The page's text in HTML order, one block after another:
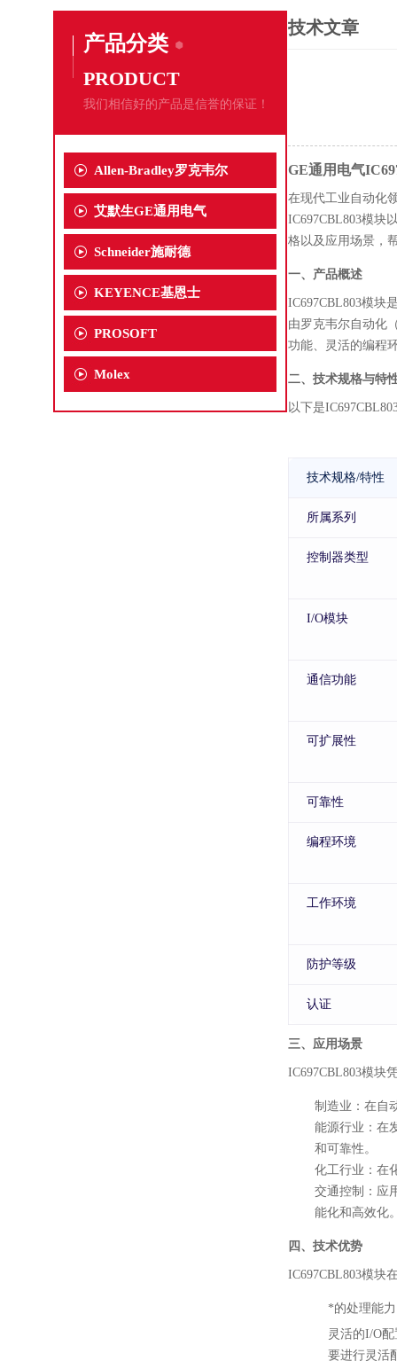
产品分类
PRODUCT
我们相信好的产品是信誉的保证！
Allen-Bradley罗克韦尔
艾默生GE通用电气
Schneider施耐德
KEYENCE基恩士
PROSOFT
Molex
技术文章
GE通用电气
在现代工业自动化
IC697CBL803模块
格以及应用场景，
一、产品概述
IC697CBL803模块
由罗克韦尔自动化
功能、灵活的编程
二、技术规格与特
以下是
技术规格/特性
所属系列
控制器类型
I/O模块
通信功能
可扩展性
可靠性
编程环境
工作环境
防护等级
认证
三、应用场景
IC697CBL803模块
制造业 ：在自
能源行业 ：在
和可靠性。
化工行业 ：在
交通控制 ：应
能化和高效化
四、技术优势
IC697CBL803模块
*的处理能力
灵活的I/O配
要进行灵活